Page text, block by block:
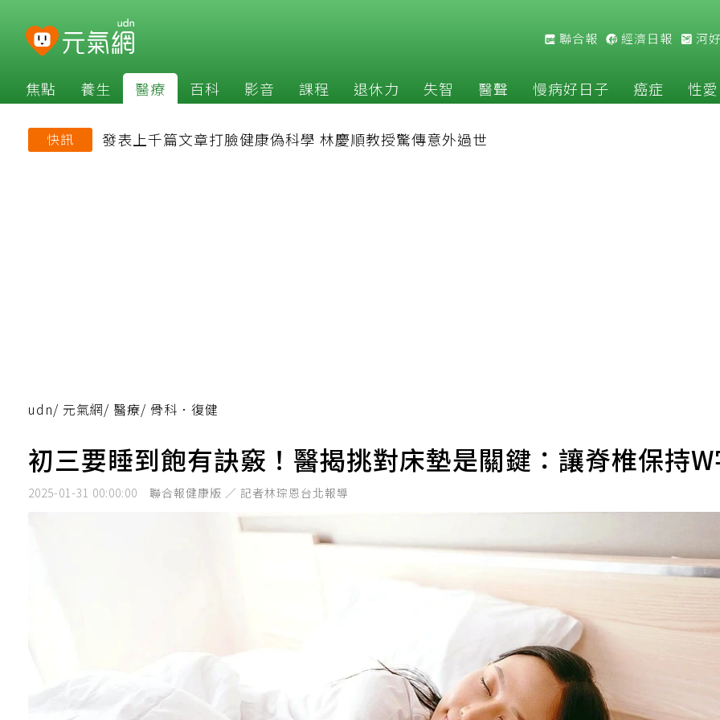
聯合報 經濟日報 河
焦點 養生 醫療 百科 影音 課程 退休力 失智 醫聲 慢病好日子 癌症 性愛
快訊 發表上千篇文章打臉健康偽科學 林慶順教授驚傳意外過世
udn/ 元氣網/ 醫療/ 骨科．復健
初三要睡到飽有訣竅！醫揭挑對床墊是關鍵：讓脊椎保持
2025-01-31 00:00:00 聯合報健康版 ／ 記者林琮恩台北報導